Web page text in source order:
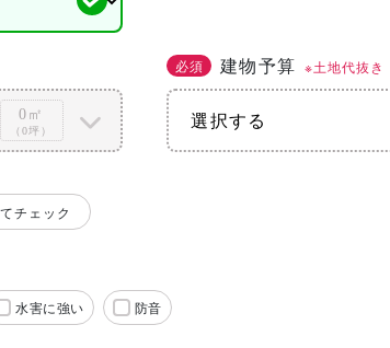
0㎡
（0坪）
必須 建物予算 ※土地代抜き
チェック
水害に強い 防音